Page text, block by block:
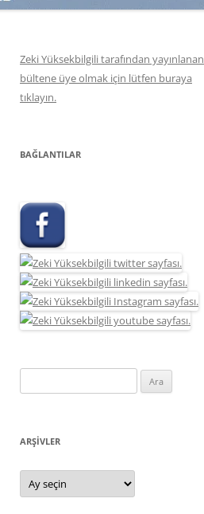
Zeki Yüksekbilgili tarafından yayınlanan
bültene üye olmak için lütfen buraya
tıklayın.
BAĞLANTILAR
ARŞIVLER
Arşivler